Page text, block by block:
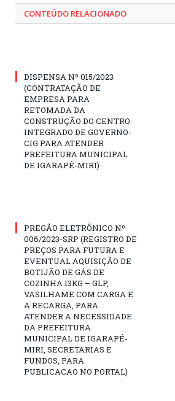
CONTEÚDO RELACIONADO
DISPENSA Nº 015/2023
(CONTRATAÇÃO DE
EMPRESA PARA
RETOMADA DA
CONSTRUÇÃO DO CENTRO
INTEGRADO DE GOVERNO-
CIG PARA ATENDER
PREFEITURA MUNICIPAL
DE IGARAPÉ-MIRI)
PREGÃO ELETRÔNICO Nº
006/2023-SRP (REGISTRO DE
PREÇOS PARA FUTURA E
EVENTUAL AQUISIÇÃO DE
BOTIJÃO DE GÁS DE
COZINHA 13KG – GLP,
VASILHAME COM CARGA E
A RECARGA, PARA
ATENDER A NECESSIDADE
DA PREFEITURA
MUNICIPAL DE IGARAPÉ-
MIRI, SECRETARIAS E
FUNDOS, PARA
PUBLICACAO NO PORTAL)